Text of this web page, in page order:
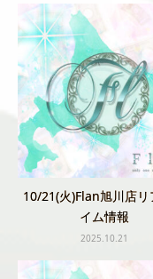
10/21(火)Flan旭川店リ
イム情報
2025.10.21